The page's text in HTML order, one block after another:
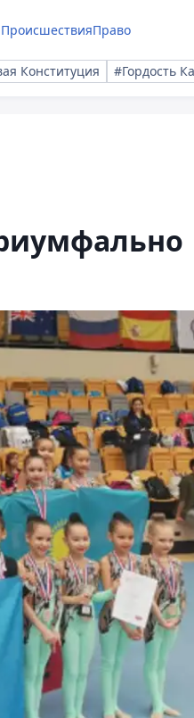
ПроисшествияПраво
Конституция #Гордость